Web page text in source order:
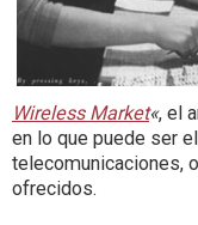
Wireless Market«, el
en lo que puede ser
telecomunicaciones,
ofrecidos.